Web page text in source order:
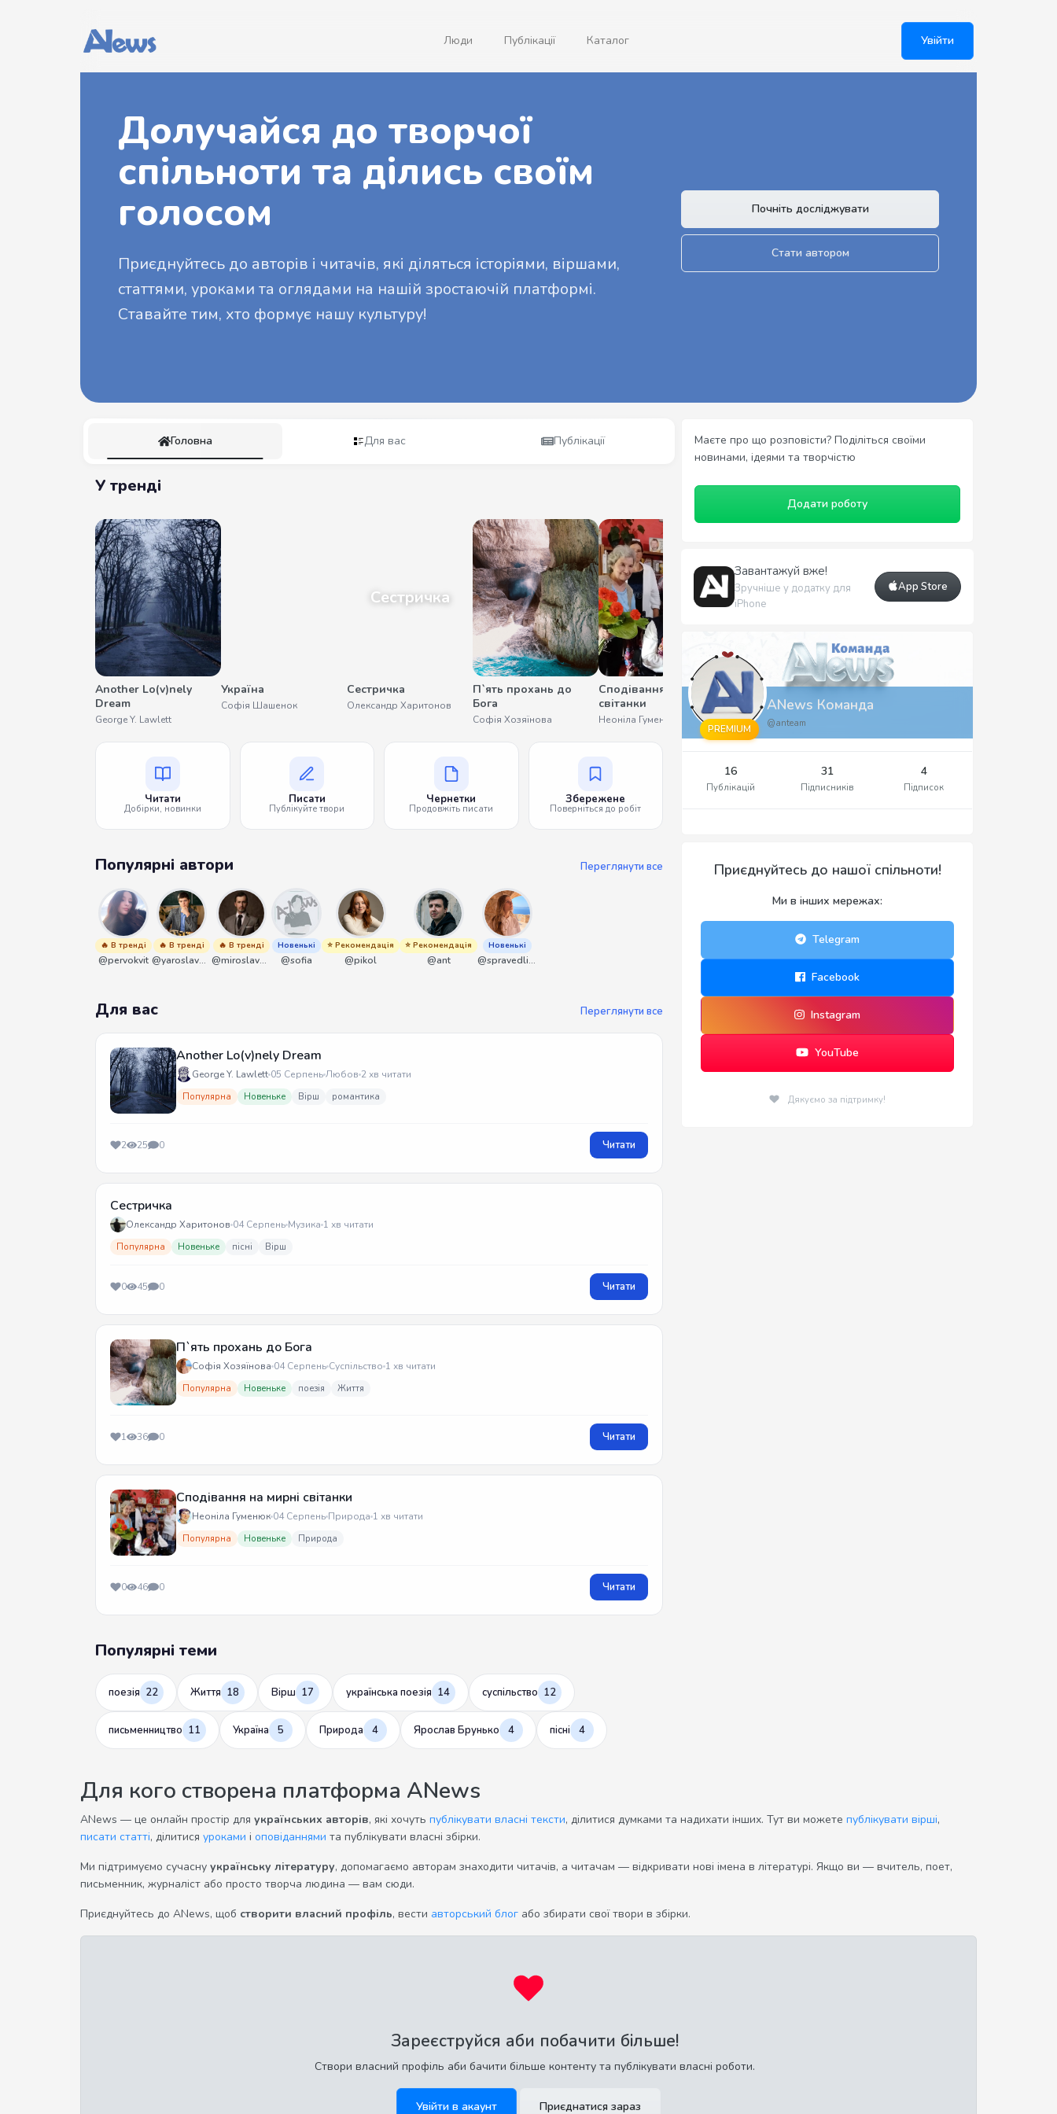
Люди Публікації Каталог Увійти
Долучайся до творчої
спільноти та ділись своїм
голосом
Приєднуйтесь до авторів і читачів, які діляться історіями, віршами,
статтями, уроками та оглядами на нашій зростаючій платформі.
Ставайте тим, хто формує нашу культуру!
Почніть досліджувати
Стати автором
Головна Для вас Публікації
У тренді
Another Lo(v)nely
Dream
George Y. Lawlett
Україна
Софія Шашенок
Сестричка
Сестричка
Олександр Харитонов
П`ять прохань до
Бога
Софія Хозяїнова
Сподівання на мирні
світанки
Неоніла Гуменюк
Читати
Добірки, новинки
Писати
Публікуйте твори
Чернетки
Продовжіть писати
Збережене
Поверніться до робіт
Популярні автори Переглянути все
🔥 В тренді
@pervokvit
🔥 В тренді
@yaroslavbrunko
🔥 В тренді
@miroslavmaniyk
Новенькі
@sofia
⭐ Рекомендація
@pikol
⭐ Рекомендація
@ant
Новенькі
@spravedliwa
Для вас Переглянути все
Another Lo(v)nely Dream
George Y. Lawlett 05 СерпеньЛюбов 2 хв читати
Популярна Новеньке Вірш романтика
2 25 0 Читати
Сестричка
Олександр Харитонов 04 Серпень Музика 1 хв читати
Популярна Новеньке пісні Вірш
0 45 0 Читати
П`ять прохань до Бога
Софія Хозяїнова 04 Серпень Суспільство 1 хв читати
Популярна Новеньке поезія Життя
1 36 0 Читати
Сподівання на мирні світанки
Неоніла Гуменюк 04 Серпень Природа 1 хв читати
Популярна Новеньке Природа
0 46 0 Читати
Популярні теми
поезія 22 Життя 18 Вірш 17 українська поезія 14 суспільство 12
письменництво 11 Україна 5 Природа 4 Ярослав Брунько 4 пісні 4
Маєте про що розповісти? Поділіться своїми
новинами, ідеями та творчістю
Додати роботу
Завантажуй вже!
Зручніше у додатку для
iPhone
App Store
PREMIUM
ANews Команда
@anteam
16
Публікацій
31
Підписників
4
Підписок
Приєднуйтесь до нашої спільноти!
Ми в інших мережах:
Telegram
Facebook
Instagram
YouTube
Дякуємо за підтримку!
Для кого створена платформа ANews
ANews — це онлайн простір для українських авторів, які хочуть публікувати власні тексти, ділитися думками та надихати інших. Тут ви можете публікувати вірші,
писати статті, ділитися уроками і оповіданнями та публікувати власні збірки.
Ми підтримуємо сучасну українську літературу, допомагаємо авторам знаходити читачів, а читачам — відкривати нові імена в літературі. Якщо ви — вчитель, поет,
письменник, журналіст або просто творча людина — вам сюди.
Приєднуйтесь до ANews, щоб створити власний профіль, вести авторський блог або збирати свої твори в збірки.
Зареєструйся аби побачити більше!
Створи власний профіль аби бачити більше контенту та публікувати власні роботи.
Увійти в акаунт Приєднатися зараз